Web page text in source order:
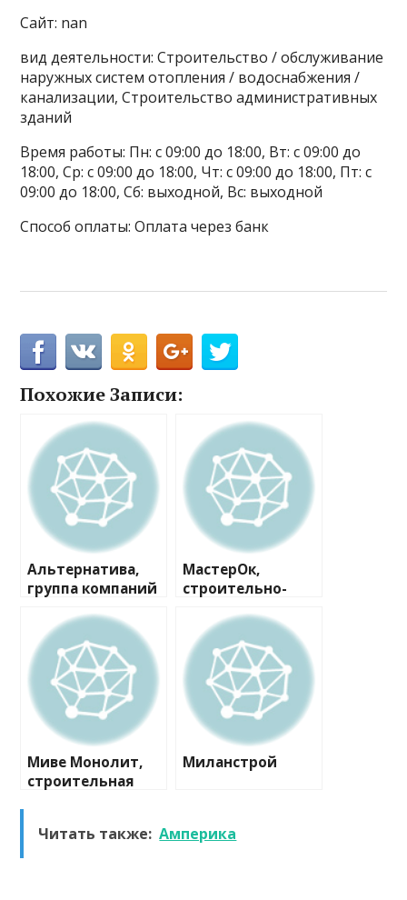
Сайт: nan
вид деятельности: Строительство / обслуживание
наружных систем отопления / водоснабжения /
канализации, Строительство административных
зданий
Время работы: Пн: с 09:00 до 18:00, Вт: с 09:00 до
18:00, Ср: с 09:00 до 18:00, Чт: с 09:00 до 18:00, Пт: с
09:00 до 18:00, Сб: выходной, Вс: выходной
Способ оплаты: Оплата через банк
Похожие Записи:
Альтернатива,
группа компаний
МастерОк,
строительно-
компания
Миве Монолит,
строительная
Миланстрой
Читать также: Амперика